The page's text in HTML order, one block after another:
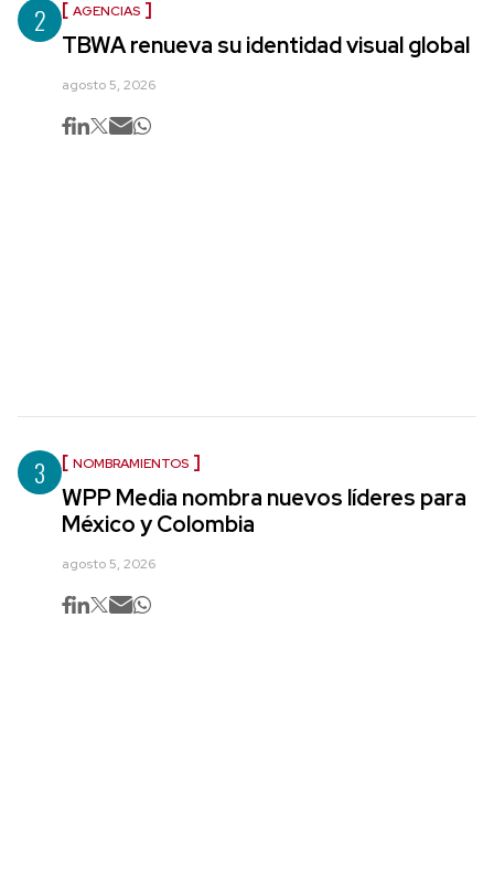
2 AGENCIAS
TBWA renueva su identidad visual global
agosto 5, 2026
3 NOMBRAMIENTOS
WPP Media nombra nuevos líderes para
México y Colombia
agosto 5, 2026